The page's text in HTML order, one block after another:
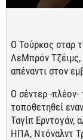
Ο Τούρκος σταρ
ΛεΜπρόν Τζέιμς,
απέναντι στον
O σέντερ -
τοποθετηθεί
Ταγίπ Ερντογάν,
ΗΠΑ, Ντόναλντ